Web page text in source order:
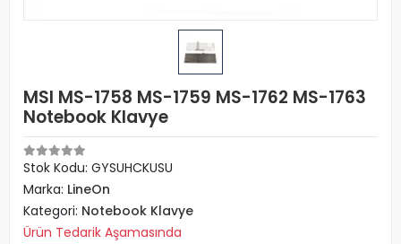
MSI MS-1758 MS-1759 MS-1762 MS-1763
Notebook Klavye
Stok Kodu: GYSUHCKUSU
Marka: LineOn
Kategori: Notebook Klavye
Ürün Tedarik Aşamasında